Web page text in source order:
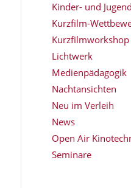
Kinder- und
Kurzfilm-
Lichtwerk
Medienpädagogik
Nachtansichten
Neu im Verleih
News
Open Air
Seminare